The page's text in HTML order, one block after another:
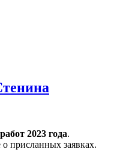
2023 года.
присланных заявках.